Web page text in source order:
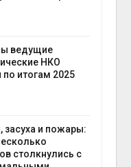
ведущие
НКО
по итогам 2025
засуха и пожары:
столкнулись с